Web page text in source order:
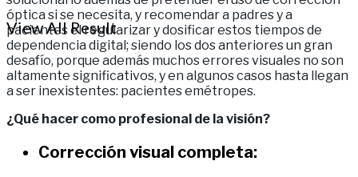
View All Result
óptica si se necesita, y recomendar a padres y a
pacientes el regularizar y dosificar estos tiempos de
dependencia digital; siendo los dos anteriores un gran
desafío, porque además muchos errores visuales no son
altamente significativos, y en algunos casos hasta llegan
a ser inexistentes: pacientes emétropes.
¿Qué hacer como profesional de la visión?
Corrección visual completa: